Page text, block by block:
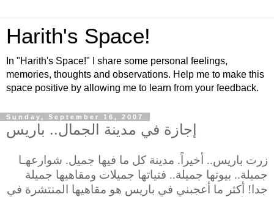
Harith's Space!
In "Harith's Space!" I share some personal feelings,
memories, thoughts and observations. Help me to make this
space positive by allowing me to learn from your feedback.
Sunday, September 16, 2007
إجازة في مدينة الجمال.. باريس
زرت باريس.. أخيراً. مدينة كل ما فيها جميل. شوارعهـا
جميلة.. بيوتها جميلة.. فتياتها جميلات ومقاهيها جميلة
جدا! أكثر ما أعجبني في باريس هو مقاهيها المنتشرة في